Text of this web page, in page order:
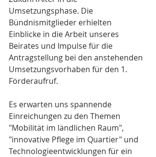
Umsetzungsphase. Die
Bündnismitglieder erhielten
Einblicke in die Arbeit unseres
Beirates und Impulse für die
Antragstellung bei den anstehenden
Umsetzungsvorhaben für den 1.
Förderaufruf.
Es erwarten uns spannende
Einreichungen zu den Themen
"Mobilität im ländlichen Raum",
"innovative Pflege im Quartier" und
Technologieentwicklungen für ein